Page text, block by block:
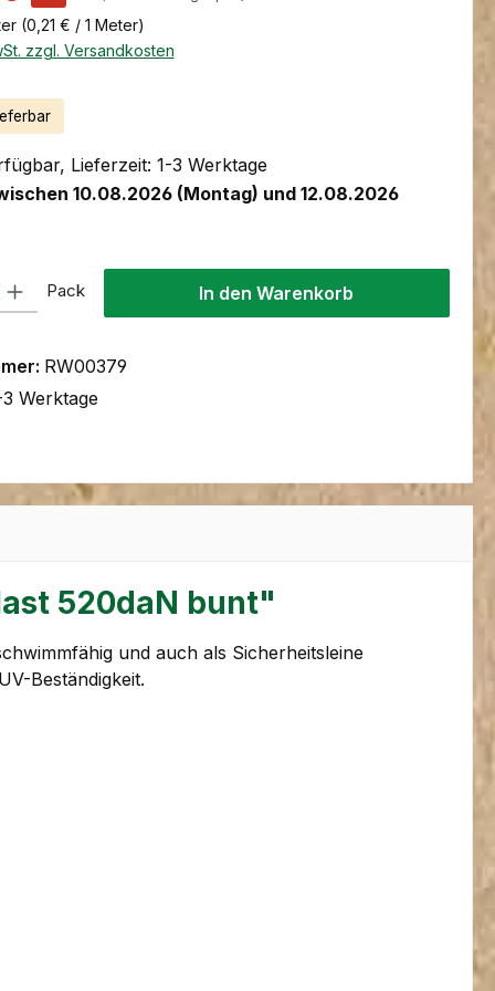
(0,21 € / 1 Meter)
zzgl. Versandkosten
Lieferzeit: 1-3 Werktage
10.08.2026 (Montag) und 12.08.2026
Gib den gewünschten Wert ein oder benutze die Schaltflächen
Pack In den Warenkorb
RW00379
Werktage
520daN bunt"
und auch als Sicherheitsleine
Beständigkeit.